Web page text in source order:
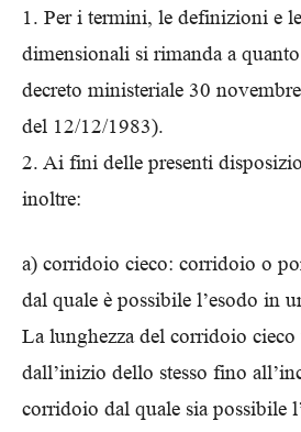
1. Per i termini, le definizioni e
dimensionali si rimanda a
decreto ministeriale 30
del 12/12/1983).
2. Ai fini delle presenti
inoltre:
a) corridoio cieco: corridoio o
dal quale è possibile l’esodo in
La lunghezza del corridoio cieco
dall’inizio dello stesso fino
corridoio dal quale sia possibile